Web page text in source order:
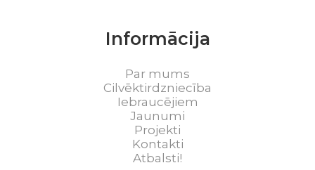
Informācija
Par mums
Cilvēktirdzniecība
Iebraucējiem
Jaunumi
Projekti
Kontakti
Atbalsti!